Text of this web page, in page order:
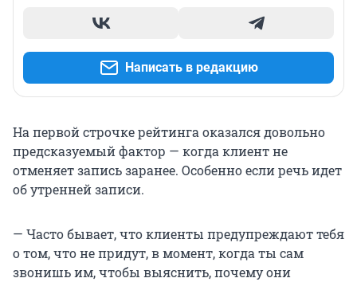
Написать в редакцию
На первой строчке рейтинга оказался довольно
предсказуемый фактор — когда клиент не
отменяет запись заранее. Особенно если речь идет
об утренней записи.
— Часто бывает, что клиенты предупреждают тебя
о том, что не придут, в момент, когда ты сам
звонишь им, чтобы выяснить, почему они